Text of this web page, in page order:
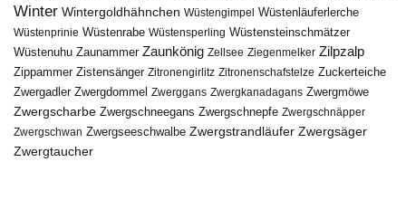
Winter Wintergoldhähnchen Wüstengimpel Wüstenläuferlerche
Wüstenprinie Wüstenrabe Wüstensperling Wüstensteinschmätzer
Wüstenuhu Zaunammer Zaunkönig Zellsee Ziegenmelker Zilpzalp
Zippammer Zistensänger Zitronengirlitz Zitronenschafstelze Zuckerteiche
Zwergadler Zwergdommel Zwerggans Zwergkanadagans Zwergmöwe
Zwergscharbe Zwergschneegans Zwergschnepfe Zwergschnäpper
Zwergschwan Zwergseeschwalbe Zwergstrandläufer Zwergsäger
Zwergtaucher